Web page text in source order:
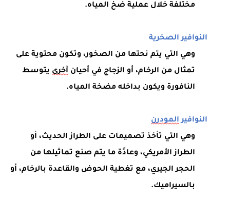
مختلفة خلال عملية ضخ المياه.
النوافير الصخرية
وهي التي يتم نحتها من الصخور، وتكون محتوية على
تمثال من الرخام، أو الزجاج في أحيان آخرى يتوسط
النافورة ويكون بداخله مضخة المياه.
النوافيرالمودرن
وهي التي تأخذ تصميمات على الطراز الحديث، أو
الطراز الأمريكي، وعادًة ما يتم صنع تماثيلها من
الحجر الجيري، مع تغطية الحوض والقاعدة بالرخام، أو
بالسيراميك.